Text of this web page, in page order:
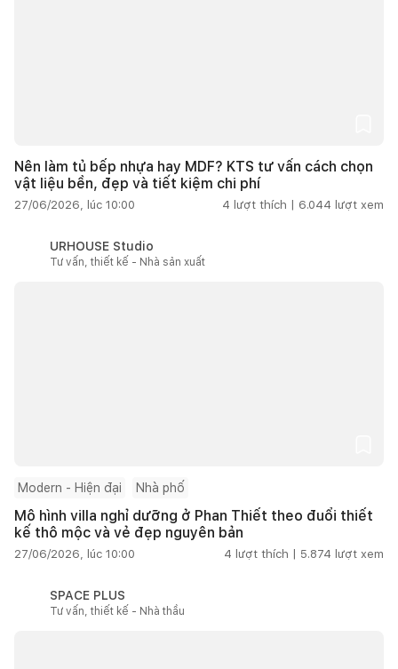
Nên làm tủ bếp nhựa hay MDF? KTS tư vấn cách chọn
vật liệu bền, đẹp và tiết kiệm chi phí
27/06/2026, lúc 10:00 4 lượt thích | 6.044 lượt xem
URHOUSE Studio
Tư vấn, thiết kế - Nhà sản xuất
Modern - Hiện đại Nhà phố
Mô hình villa nghỉ dưỡng ở Phan Thiết theo đuổi thiết
kế thô mộc và vẻ đẹp nguyên bản
27/06/2026, lúc 10:00 4 lượt thích | 5.874 lượt xem
SPACE PLUS
Tư vấn, thiết kế - Nhà thầu